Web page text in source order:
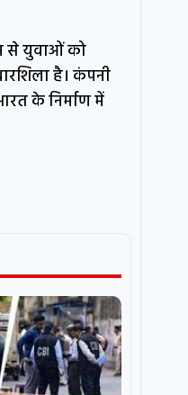
से युवाओं को
है। कंपनी
के निर्माण में